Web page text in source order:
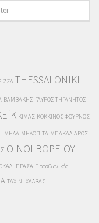
THESSALONIKI
ΒΑΜΒΑΚΗΣ ΓΑΥΡΟΣ ΤΗΓΑΝΗΤΟΣ
ΚΙΜΑΣ ΚΟΚΚΙΝΟΣ ΦΟΥΡΝΟΣ
ΜΗΛΑ ΜΗΛΟΠΙΤΑ ΜΠΑΚΑΛΙΑΡΟΣ
ΟΙΝΟΙ ΒΟΡΕΙΟΥ
ΠΡΑΣΑ Προαθωνικός
ΤΑΧΙΝΙ ΧΑΛΒΑΣ